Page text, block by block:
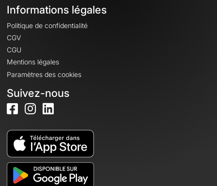
Informations légales
Politique de confidentialité
CGV
CGU
Mentions légales
Paramètres des cookies
Suivez-nous